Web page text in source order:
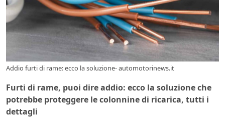
Addio furti di rame: ecco la soluzione- automotorinews.it
Furti di rame, puoi dire addio: ecco la soluzione che
potrebbe proteggere le colonnine di ricarica, tutti i
dettagli